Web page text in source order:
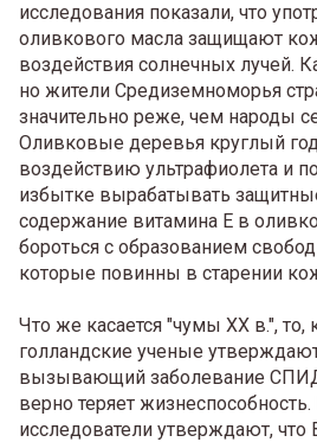
исследования показали, что
оливкового масла защищают
воздействия солнечных лучей.
но жители Средиземноморья
значительно реже, чем народы
Оливковые деревья круглый
воздействию ультрафиолета и
избытке вырабатывать
содержание витамина Е в
бороться с образованием
которые повинны в старении
Что же касается "чумы XX в.", то,
голландские ученые
вызывающий заболевание
верно теряет
исследователи утверждают,